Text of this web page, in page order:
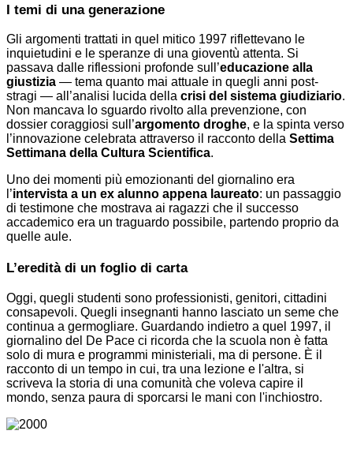
I temi di una generazione
Gli argomenti trattati in quel mitico 1997 riflettevano le
inquietudini e le speranze di una gioventù attenta. Si
passava dalle riflessioni profonde sull’educazione alla
giustizia — tema quanto mai attuale in quegli anni post-
stragi — all’analisi lucida della crisi del sistema giudiziario.
Non mancava lo sguardo rivolto alla prevenzione, con
dossier coraggiosi sull’argomento droghe, e la spinta verso
l’innovazione celebrata attraverso il racconto della Settima
Settimana della Cultura Scientifica.
Uno dei momenti più emozionanti del giornalino era
l’intervista a un ex alunno appena laureato: un passaggio
di testimone che mostrava ai ragazzi che il successo
accademico era un traguardo possibile, partendo proprio da
quelle aule.
L’eredità di un foglio di carta
Oggi, quegli studenti sono professionisti, genitori, cittadini
consapevoli. Quegli insegnanti hanno lasciato un seme che
continua a germogliare. Guardando indietro a quel 1997, il
giornalino del De Pace ci ricorda che la scuola non è fatta
solo di mura e programmi ministeriali, ma di persone. È il
racconto di un tempo in cui, tra una lezione e l'altra, si
scriveva la storia di una comunità che voleva capire il
mondo, senza paura di sporcarsi le mani con l'inchiostro.